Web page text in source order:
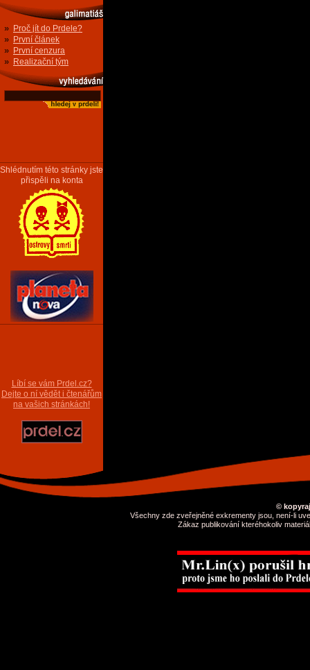
» Proč jít do Prdele?
» První článek
» První cenzura
» Realizační tým
Shlédnutím této stránky jste
přispěli na konta
Líbí se vám Prdel.cz?
Dejte o ní vědět i čtenářům
na vašich stránkách!
©
Všechny zde zveřejněné exkrementy jsou, není-li
Zákaz publikování kteréhokoliv